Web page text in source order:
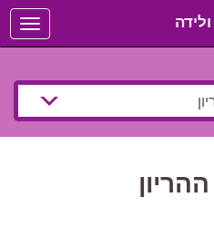
Toggle
navigation